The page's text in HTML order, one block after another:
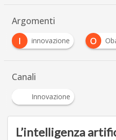
Argomenti
O Obama R
Canali
Innovazione
L’intelligenza